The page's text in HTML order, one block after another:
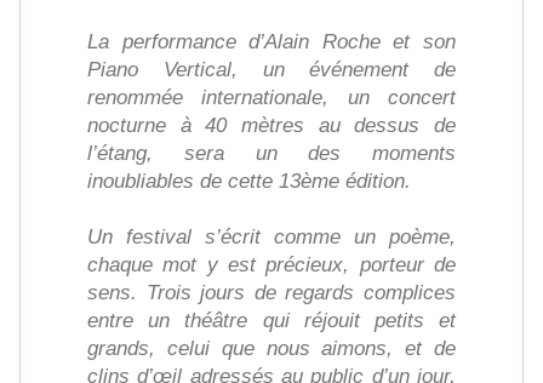
La performance d’Alain Roche et son
Piano Vertical, un événement de
renommée internationale, un concert
nocturne à 40 mètres au dessus de
l’étang, sera un des moments
inoubliables de cette 13ème édition.
Un festival s’écrit comme un poème,
chaque mot y est précieux, porteur de
sens. Trois jours de regards complices
entre un théâtre qui réjouit petits et
grands, celui que nous aimons, et de
clins d’œil adressés au public d’un jour,